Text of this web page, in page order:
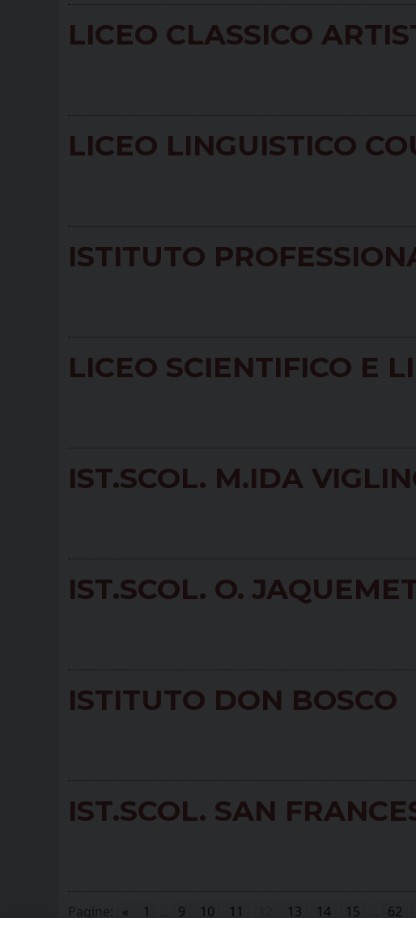
LICEO CLASSICO
LICEO LINGUISTICO
ISTITUTO
LICEO SCIENTIFICO E
IST.SCOL. M.IDA
IST.SCOL. O.
ISTITUTO DON BOSCO
IST.SCOL. SAN
Pagine: « 1 9 10 11 13 14 15 62